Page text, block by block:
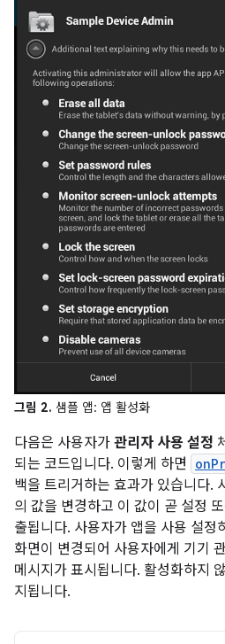
그림 2. 샘플 앱: 앱 활성화
다음은 사용자가 관리자 사용 설정
되는 코드입니다. 이렇게 하면
백을 트리거하는 효과가 있습니다.
의 값을 변경하고 이 값이 곧 설정
출됩니다. 사용자가 앱을 사용 설정
화면이 변경되어 사용자에게 기기
메시지가 표시됩니다. 활성화하지
지됩니다.